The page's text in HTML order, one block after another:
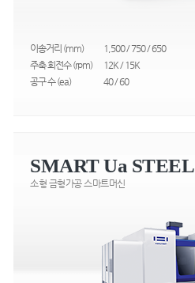
이송거리 (mm)
1,500 / 750 / 650
주축 회전수 (rpm)
12K / 15K
공구 수 (ea)
40 / 60
SMART Ua STEEL
소형 금형가공 스마트머신